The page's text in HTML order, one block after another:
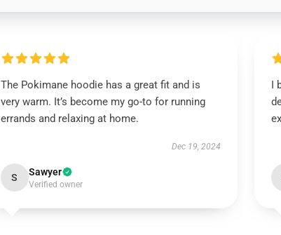
The Pokimane hoodie has a great fit and is
very warm. It’s become my go-to for running
errands and relaxing at home.
Dec 19, 2024
S Sawyer
Verified owner
I